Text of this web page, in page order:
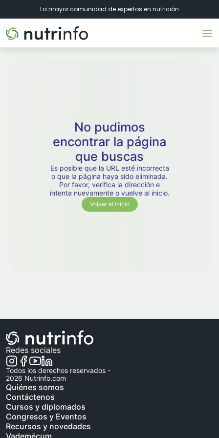
La mayor comunidad de expertos en nutrición
No pudimos
encontrar la página
que buscas
Es posible que la URL esté incorrecta
o que la página haya sido eliminada.
Por favor, verifica la dirección e
intenta nuevamente o vuelve al inicio.
Volver al inicio
Redes sociales
Todos los derechos reservados -
2026 Nutrinfo.com
Quiénes somos
Contáctenos
Cursos y diplomados
Congresos y Eventos
Recursos y novedades
Vademécum